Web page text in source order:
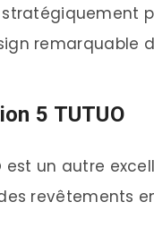
stratégiquement
remarquable
5 TUTUO
est un autre
revêtements